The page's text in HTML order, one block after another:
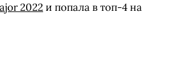
2022и попала в топ-4 на